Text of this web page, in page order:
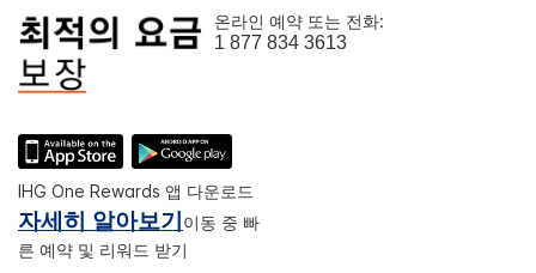
온라인 예약 또는 전화:
1 877 834 3613
IHG One Rewards 앱 다운로드
자세히 알아보기 이동 중 빠
른 예약 및 리워드 받기